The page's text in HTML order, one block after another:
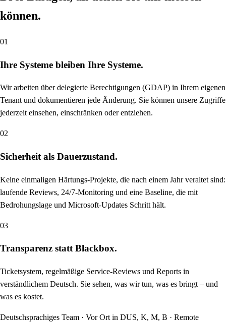
können.
01
Ihre Systeme bleiben Ihre Systeme.
Wir arbeiten über delegierte Berechtigungen (GDAP) in Ihrem eigenen
Tenant und dokumentieren jede Änderung. Sie können unsere Zugriffe
jederzeit einsehen, einschränken oder entziehen.
02
Sicherheit als Dauerzustand.
Keine einmaligen Härtungs-Projekte, die nach einem Jahr veraltet sind:
laufende Reviews, 24/7-Monitoring und eine Baseline, die mit
Bedrohungslage und Microsoft-Updates Schritt hält.
03
Transparenz statt Blackbox.
Ticketsystem, regelmäßige Service-Reviews und Reports in
verständlichem Deutsch. Sie sehen, was wir tun, was es bringt – und
was es kostet.
Deutschsprachiges Team · Vor Ort in DUS, K, M, B · Remote